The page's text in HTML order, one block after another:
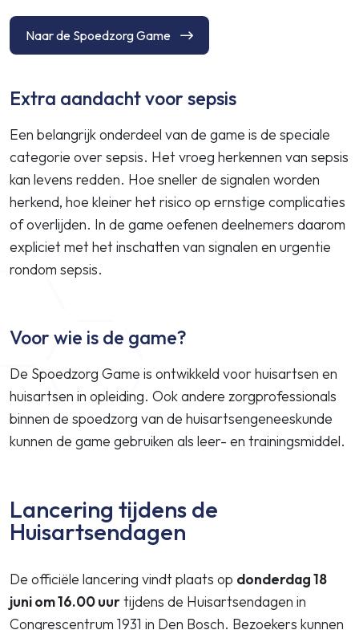
Naar de Spoedzorg Game
Extra aandacht voor sepsis
Een belangrijk onderdeel van de game is de speciale
categorie over sepsis. Het vroeg herkennen van sepsis
kan levens redden. Hoe sneller de signalen worden
herkend, hoe kleiner het risico op ernstige complicaties
of overlijden. In de game oefenen deelnemers daarom
expliciet met het inschatten van signalen en urgentie
rondom sepsis.
Voor wie is de game?
De Spoedzorg Game is ontwikkeld voor huisartsen en
huisartsen in opleiding. Ook andere zorgprofessionals
binnen de spoedzorg van de huisartsengeneeskunde
kunnen de game gebruiken als leer- en trainingsmiddel.
Lancering tijdens de
Huisartsendagen
De officiële lancering vindt plaats op donderdag 18
juni om 16.00 uurtijdens de Huisartsendagen in
Congrescentrum 1931 in Den Bosch. Bezoekers kunnen